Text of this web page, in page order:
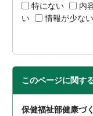
特にない
内
い
情報が少ない
このページに関す
保健福祉部健康づ